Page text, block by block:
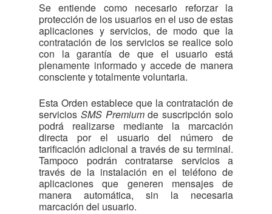
Se entiende como necesario reforzar la
protección de los usuarios en el uso de estas
aplicaciones y servicios, de modo que la
contratación de los servicios se realice solo
con la garantía de que el usuario está
plenamente informado y accede de manera
consciente y totalmente voluntaria.
Esta Orden establece que la contratación de
servicios SMS Premiumde suscripción solo
podrá realizarse mediante la marcación
directa por el usuario del número de
tarificación adicional a través de su terminal.
Tampoco podrán contratarse servicios a
través de la instalación en el teléfono de
aplicaciones que generen mensajes de
manera automática, sin la necesaria
marcación del usuario.